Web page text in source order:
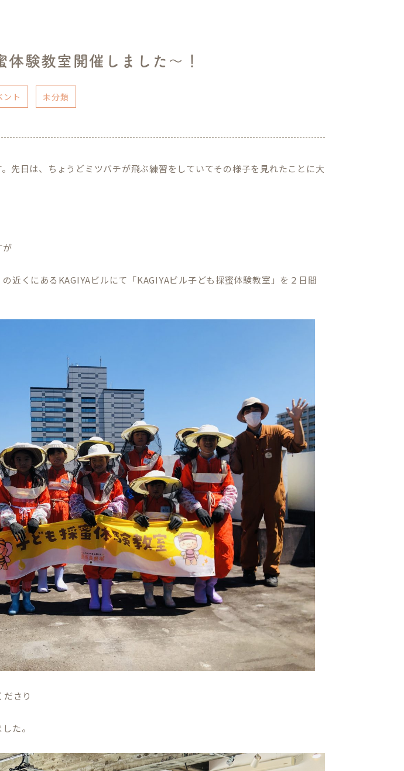
験教室開催しました～！
ント 未分類
先日は、ちょうどミツバチが飛ぶ練習をしていてその様子を見れたことに大
が
近くにあるKAGIYAビルにて「KAGIYAビル子ども採蜜体験教室」を２日間
さり
た。